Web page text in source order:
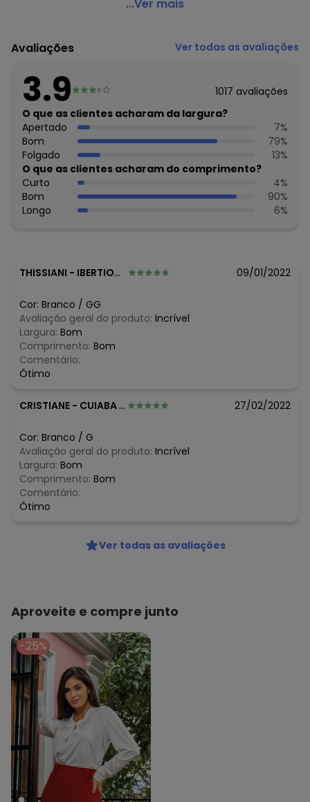
Moda Pop - Camisa Manga Longa Branca
Camisa Manga Longa Branca, confeccionada em malha
de poliéster flamê.
Peça super moderna que você precisa ter no seu guarda
roupa.
Modelo super confortável e estiloso de usar.
Combinações:
Você pode usar com roupas do dia dia, calças jeans,
calças sociais.
Use com acessórios dourados para ficar em destaque.
Ocasiões:
Peça que você pode usar à qualquer hora do dia.
Material: 100% Poliéster.
...Ver mais
Avaliações Ver todas as avaliações
3.9 1017 avaliações
O que as clientes acharam da largura?
Apertado
7%
Bom
79%
Folgado
13%
O que as clientes acharam do comprimento?
Curto
4%
Bom
90%
Longo
6%
THISSIANI - IBERTIOGA - MG 09/01/2022
Cor: Branco / GG
Avaliação geral do produto: Incrível
Largura: Bom
Comprimento: Bom
Comentário:
Ótimo
CRISTIANE - CUIABA - MT 27/02/2022
Cor: Branco / G
Avaliação geral do produto: Incrível
Largura: Bom
Comprimento: Bom
Comentário:
Ótimo
Ver todas as avaliações
Aproveite e compre junto
-25%